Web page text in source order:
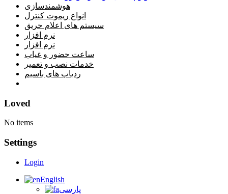
هوشمندسازی
انواع ریموت کنترل
سیستم های اعلام حریق
نرم افزار
نرم افزار
ساعت حضور و غیاب
خدمات نصب و تعمیر
ردیاب های باسیم
Loved
No items
Settings
Login
English
پارسی